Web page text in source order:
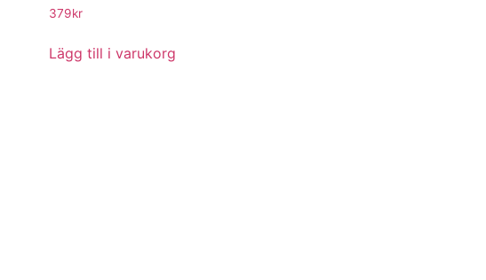
379kr
Lägg till i varukorg